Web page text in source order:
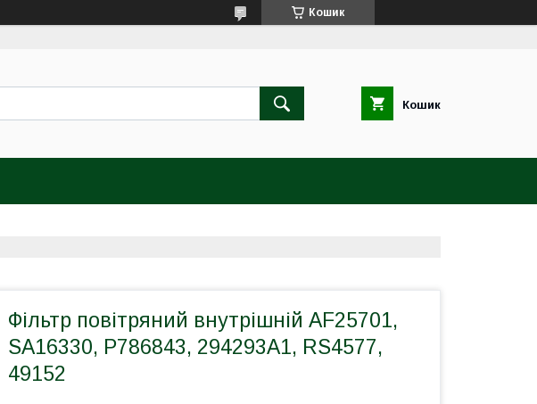
Кошик
Кошик
Фільтр повітряний внутрішній AF25701,
SA16330, P786843, 294293A1, RS4577,
49152